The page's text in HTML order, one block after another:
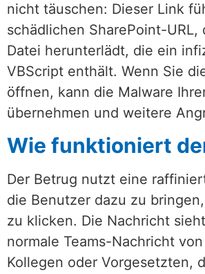
nicht täuschen: Dieser Link
schädlichen SharePoint-URL,
Datei herunterlädt, die ein
VBScript enthält. Wenn Sie
öffnen, kann die Malware
übernehmen und weitere
Wie funktioniert
Der Betrug nutzt eine
die Benutzer dazu zu
zu klicken. Die Nachricht
normale Teams-Nachricht
Kollegen oder Vorgesetzten,